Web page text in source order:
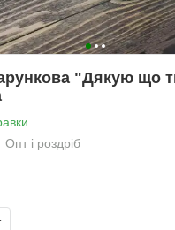
"Дякую що
Опт і роздріб